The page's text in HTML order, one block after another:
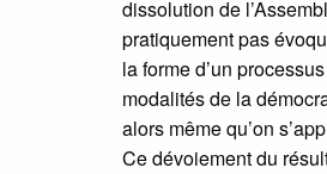
dissolution de
pratiquement pas
la forme d’un
modalités de la
alors même qu’on
Ce dévoiement du